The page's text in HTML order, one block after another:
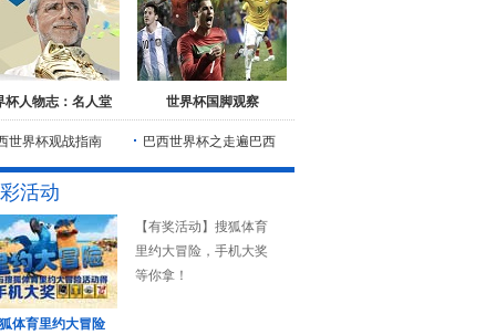
杯人物志：名人堂 世界杯国脚观察
世界杯观战指南 巴西世界杯之走遍巴西
活动
体育里约大冒险
【有奖活动】搜狐体育
里约大冒险，手机大奖
等你拿！